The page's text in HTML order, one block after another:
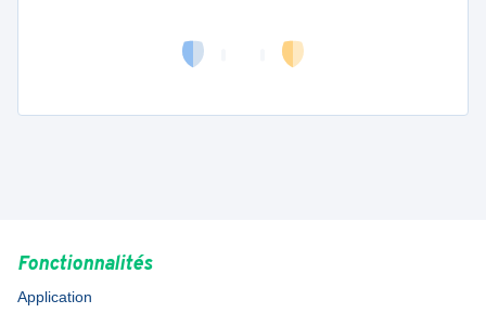
Fonctionnalités
Application